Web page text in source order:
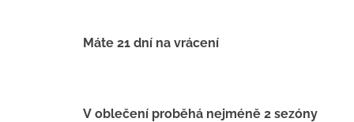
í
k
Máte 21 dní na vrácení
V oblečení proběhá nejméně 2 sezóny